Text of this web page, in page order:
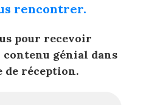
rencontrer.
pour recevoir
génial dans
de réception.